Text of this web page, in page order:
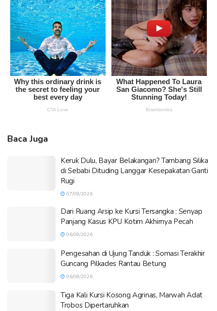
Baca Juga
Keruk Dulu, Bayar Belakangan? Tambang Silika
di Sebabi Dituding Langgar Kesepakatan Ganti
Rugi
07/08/2026
Dari Ruang Arsip ke Kursi Tersangka : Senyap
Panjang Kasus KPU Kotim Akhirnya Pecah
06/08/2026
Pengesahan di Ujung Tanduk : Somasi Terakhir
Guncang Pilkades Rantau Betung
06/08/2026
Tiga Kali Kursi Kosong Agrinas, Marwah Adat
Trobos Dipertaruhkan